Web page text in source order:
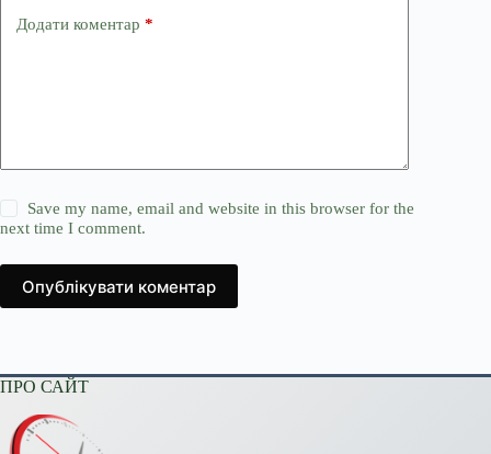
Додати коментар *
Save my name, email and website in this browser for the
next time I comment.
Опублікувати коментар
ПРО САЙТ